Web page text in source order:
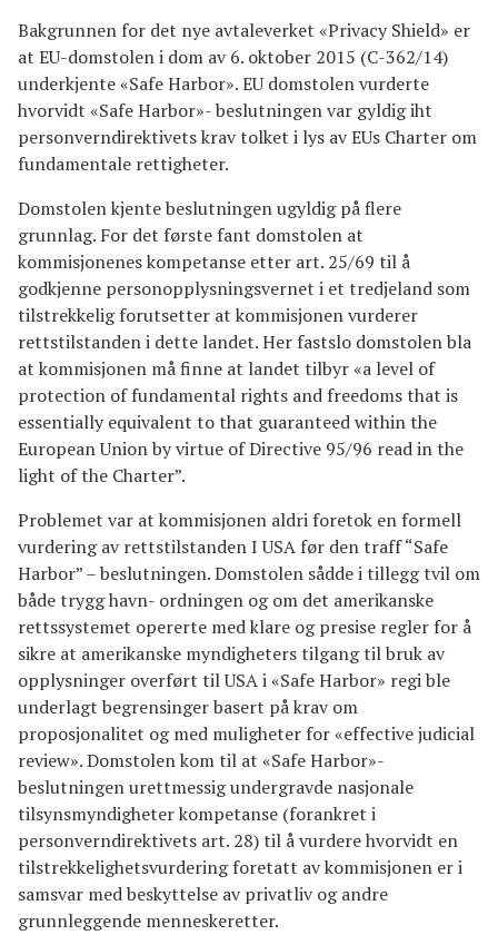
Bakgrunnen for det nye avtaleverket «Privacy Shield» er
at EU-domstolen i dom av 6. oktober 2015 (C-362/14)
underkjente «Safe Harbor». EU domstolen vurderte
hvorvidt «Safe Harbor»- beslutningen var gyldig iht
personverndirektivets krav tolket i lys av EUs Charter om
fundamentale rettigheter.
Domstolen kjente beslutningen ugyldig på flere
grunnlag. For det første fant domstolen at
kommisjonenes kompetanse etter art. 25/69 til å
godkjenne personopplysningsvernet i et tredjeland som
tilstrekkelig forutsetter at kommisjonen vurderer
rettstilstanden i dette landet. Her fastslo domstolen bla
at kommisjonen må finne at landet tilbyr «a level of
protection of fundamental rights and freedoms that is
essentially equivalent to that guaranteed within the
European Union by virtue of Directive 95/96 read in the
light of the Charter”.
Problemet var at kommisjonen aldri foretok en formell
vurdering av rettstilstanden I USA før den traff “Safe
Harbor” – beslutningen. Domstolen sådde i tillegg tvil om
både trygg havn- ordningen og om det amerikanske
rettssystemet opererte med klare og presise regler for å
sikre at amerikanske myndigheters tilgang til bruk av
opplysninger overført til USA i «Safe Harbor» regi ble
underlagt begrensinger basert på krav om
proposjonalitet og med muligheter for «effective judicial
review». Domstolen kom til at «Safe Harbor»-
beslutningen urettmessig undergravde nasjonale
tilsynsmyndigheter kompetanse (forankret i
personverndirektivets art. 28) til å vurdere hvorvidt en
tilstrekkelighetsvurdering foretatt av kommisjonen er i
samsvar med beskyttelse av privatliv og andre
grunnleggende menneskeretter.